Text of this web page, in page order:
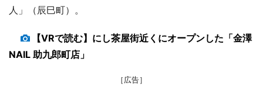
人」（辰巳町）。
【VRで読む】にし茶屋街近くにオープンした「金澤
NAIL 助九郎町店」
［広告］